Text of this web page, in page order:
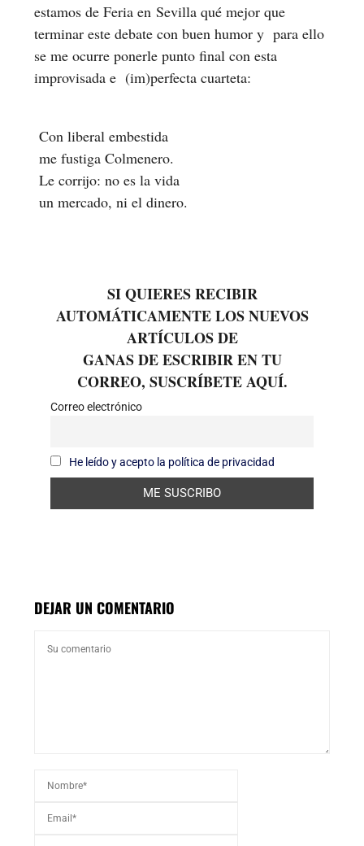
estamos de Feria en Sevilla qué mejor que
terminar este debate con buen humor y para ello
se me ocurre ponerle punto final con esta
improvisada e (im)perfecta cuarteta:
Con liberal embestida
me fustiga Colmenero.
Le corrijo: no es la vida
un mercado, ni el dinero.
SI QUIERES RECIBIR
AUTOMÁTICAMENTE LOS NUEVOS
ARTÍCULOS DE
GANAS DE ESCRIBIR EN TU
CORREO, SUSCRÍBETE AQUÍ.
Correo electrónico
He leído y acepto la política de privacidad
DEJAR UN COMENTARIO